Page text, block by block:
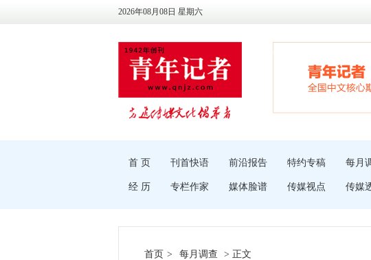
2026年08月08日 星期六
首 页 刊首快语 前沿报告 特约专稿 每月
经 历 专栏作家 媒体脸谱 传媒视点 传媒
首页 > 每月调查 > 正文